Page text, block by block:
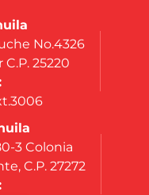
No.4326
25220
3 Colonia
C.P. 27272